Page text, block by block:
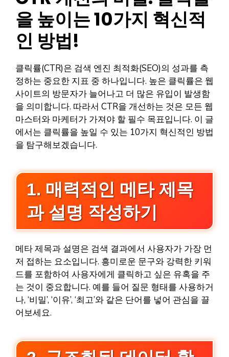
을 높이는 10가지 혁신적
인 방법!
클릭률(CTR)은 검색 엔진 최적화(SEO)의 성과를 측
정하는 중요한 지표 중 하나입니다. 높은 클릭률은 웹
사이트의 방문자가 늘어나고 더 많은 유입이 발생함
을 의미합니다. 따라서 CTR을 개선하는 것은 모든 웹
마스터와 마케터가 가져야 할 필수 목표입니다. 이 글
에서는 클릭률을 높일 수 있는 10가지 혁신적인 방법
을 탐구해보겠습니다.
1. 매력적인 메타 제목
과 설명 작성하기
메타 제목과 설명은 검색 결과에서 사용자가 가장 먼
저 접하는 요소입니다. 흥미로운 문구와 강력한 키워
드를 포함하여 사용자에게 클릭하고 싶은 유혹을 주
는 것이 중요합니다. 예를 들어 질문 형태를 사용하거
나, ‘비밀’, ‘이유’, ‘최고’와 같은 단어를 넣어 관심을 끌
어보세요.